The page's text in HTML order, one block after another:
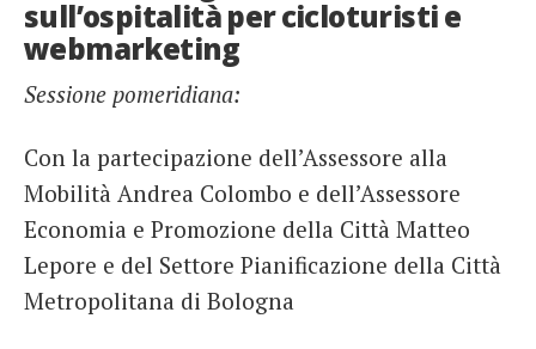
sull’ospitalità per cicloturisti e
webmarketing
Sessione pomeridiana:
Con la partecipazione dell’Assessore alla
Mobilità Andrea Colombo e dell’Assessore
Economia e Promozione della Città Matteo
Lepore e del Settore Pianificazione della Città
Metropolitana di Bologna